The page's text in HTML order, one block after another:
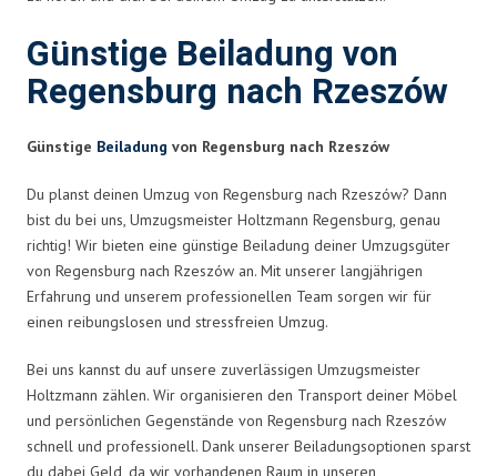
Günstige Beiladung von
Regensburg nach Rzeszów
Günstige Beiladung von Regensburg nach Rzeszów
Du planst deinen Umzug von Regensburg nach Rzeszów? Dann
bist du bei uns, Umzugsmeister Holtzmann Regensburg, genau
richtig! Wir bieten eine günstige Beiladung deiner Umzugsgüter
von Regensburg nach Rzeszów an. Mit unserer langjährigen
Erfahrung und unserem professionellen Team sorgen wir für
einen reibungslosen und stressfreien Umzug.
Bei uns kannst du auf unsere zuverlässigen Umzugsmeister
Holtzmann zählen. Wir organisieren den Transport deiner Möbel
und persönlichen Gegenstände von Regensburg nach Rzeszów
schnell und professionell. Dank unserer Beiladungsoptionen sparst
du dabei Geld, da wir vorhandenen Raum in unseren